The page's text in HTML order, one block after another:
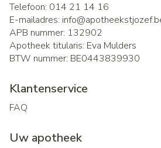
Telefoon: 014 21 14 16
E-mailadres: info@
APB nummer: 132902
Apotheek titularis: Eva Mulders
BTW nummer: BE0443839930
Klantenservice
FAQ
Uw apotheek